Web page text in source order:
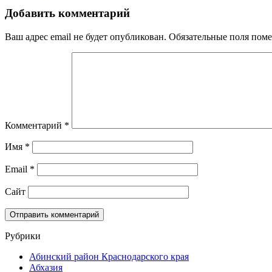
Добавить комментарий
Ваш адрес email не будет опубликован. Обязательные поля
Комментарий *
Имя *
Email *
Сайт
Рубрики
Абинский район Краснодарского края
Абхазия